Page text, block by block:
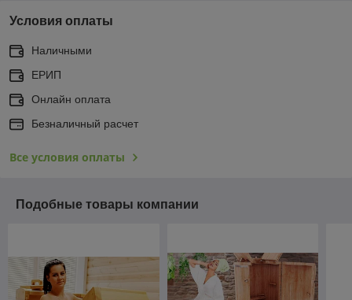
Условия оплаты
Наличными
ЕРИП
Онлайн оплата
Безналичный расчет
Все условия оплаты
Подобные товары компании